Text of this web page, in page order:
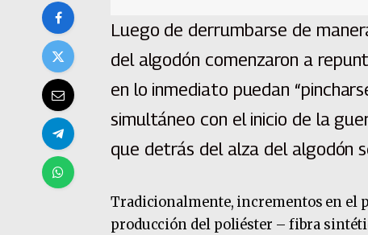
Luego de derrumbarse de
del algodón comenzaron a
en lo inmediato puedan
simultáneo con el inicio de la
que detrás del alza del algodón
Tradicionalmente, incrementos en el
producción del poliéster – fibra